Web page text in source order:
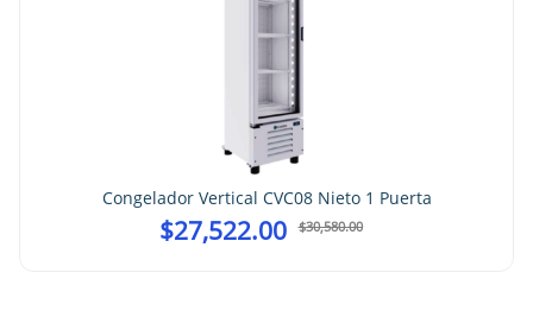
Congelador Vertical CVC08 Nieto 1 Puerta
$30,580.00
$27,522.00